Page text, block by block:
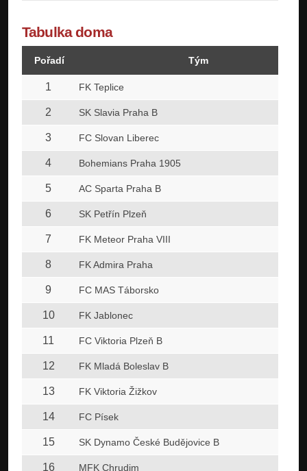
Tabulka doma
Pořadí Tým
1 FK Teplice
2 SK Slavia Praha B
3 FC Slovan Liberec
4 Bohemians Praha 1905
5 AC Sparta Praha B
6 SK Petřín Plzeň
7 FK Meteor Praha VIII
8 FK Admira Praha
9 FC MAS Táborsko
10 FK Jablonec
11 FC Viktoria Plzeň B
12 FK Mladá Boleslav B
13 FK Viktoria Žižkov
14 FC Písek
15 SK Dynamo České Budějovice B
16 MFK Chrudim